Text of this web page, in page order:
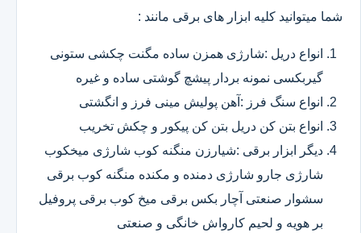
شما میتوانید کلیه ابزار های برقی مانند :
انواع دریل :شارژی همزن ساده مگنت چکشی ستونی
گیربکسی نمونه بردار پیشچ گوشتی ساده و غیره
انواع سنگ فرز :آهن پولیش مینی فرز و انگشتی
انواع بتن کن دریل بتن کن پیکور و چکش تخریب
دیگر ابزار برقی :شیارزن منگنه کوب شارژی میخکوب
شارژی جارو شارژی دمنده و مکنده منگنه کوب برقی
سشوار صنعتی آچار بکس برقی میخ کوب برقی پروفیل
بر هویه و لحیم کارواش خانگی و صنعتی